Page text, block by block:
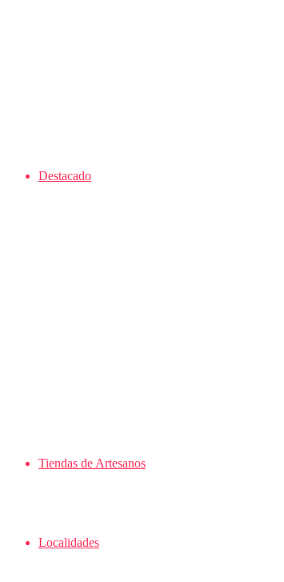
Destacado
Tiendas de Artesanos
Localidades